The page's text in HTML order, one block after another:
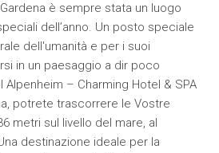
è sempre stata un luogo
dell’anno. Un posto speciale
dell'umanità e per i suoi
in un paesaggio a dir poco
Alpenheim – Charming Hotel & SPA
potrete trascorrere le Vostre
metri sul livello del mare, al
destinazione ideale per la